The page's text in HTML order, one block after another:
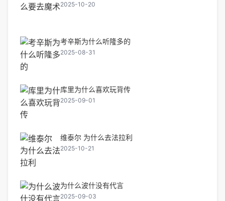
2025-10-20
考辛斯为什么听隆多的
2025-08-31
库里为什么喜欢玩背传
2025-09-01
维泰尔 为什么去法拉利
2025-10-21
为什么波什没有代言
2025-09-03